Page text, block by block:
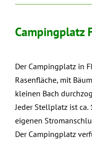
Campingplatz
Der Campingplatz in
Rasenfläche, mit
kleinen Bach
Jeder Stellplatz ist
eigenen
Der Campingplatz